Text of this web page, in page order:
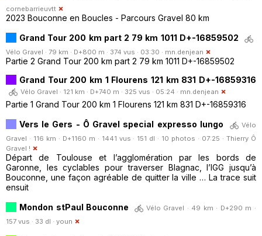
cornebarrieuvtt
2023 Bouconne en Boucles - Parcours Gravel 80 km
Grand Tour 200 km part 2 79 km 1011 D+-16859502
Vélo Gravel · 79 km · D+800 m · 374 vus · 03:30 · mn.denjean
Partie 2 Grand Tour 200 km part 2 79 km 1011 D+-16859502
Grand Tour 200 km 1 Flourens 121 km 831 D+-16859316
Vélo Gravel · 121 km · D+740 m · 325 vus · 05:24 · mn.denjean
Partie 1 Grand Tour 200 km 1 Flourens 121 km 831 D+-16859316
Vers le Gers - Ô Gravel special expresso lungo
Vélo
Gravel · 116 km · D+1160 m · 1441 vus · 151 dl · 10 photos · 07:25 ·Thierry Ô
Gravel !
Départ de Toulouse et l’agglomération par les bords de
Garonne, les cyclables pour traverser Blagnac, l’IGG jusqu’à
Bouconne, une façon agréable de quitter la ville … La trace suit
ensuit
Mondon stPaul Bouconne
Vélo Gravel · 49 km · D+290 m ·
157 vus · 33 dl · youn